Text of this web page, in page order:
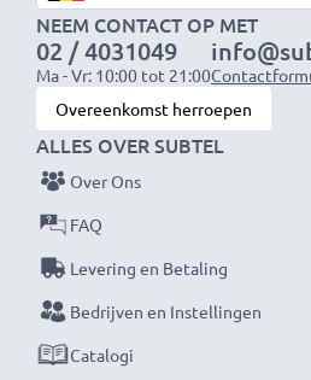
Celtype: Lithium Ion
Kleur: zwart
De vervangende accu voor je
biedt de beste kwaliteit tegen
stroomverzorging tegen een
★ 3 jaar garantie ★
Als internationale speciaalzaak
NEEM CONTACT OP MET
02 / 4031049
Ma - Vr: 10:00 tot 21:00
Overeenkomst herroepen
ALLES OVER SUBTEL
Over Ons
FAQ
Levering en Betaling
Bedrijven en Instellingen
Catalogi